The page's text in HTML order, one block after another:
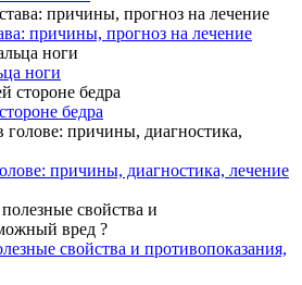
причины, прогноз на лечение
ноги
бедра
причины, диагностика, лечение
свойства и противопоказания,